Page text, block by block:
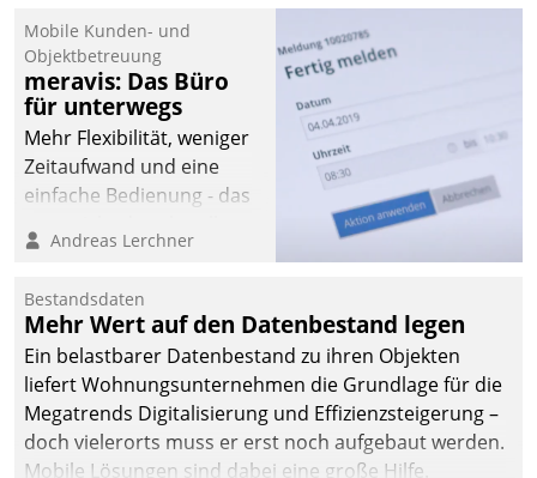
und Beschwerde-Management einen eigenen Kanal
ein.
Mobile Kunden- und
Objektbetreuung
meravis: Das Büro
für unterwegs
Mehr Flexibilität, weniger
Zeitaufwand und eine
einfache Bedienung - das
Cockpit für mobile
Datatrain. Die meravis
Wohnungsbau- und
Immobilien GmbH hat
sich dabei für den Betrieb
der Lösung über die SAP
Cloud Platform
Andreas Lerchner
Bestandsdaten
Mehr Wert auf den Datenbestand legen
Ein belastbarer Datenbestand zu ihren Objekten
liefert Wohnungsunternehmen die Grundlage für die
Megatrends Digitalisierung und Effizienzsteigerung –
doch vielerorts muss er erst noch aufgebaut werden.
Mobile Lösungen sind dabei eine große Hilfe.